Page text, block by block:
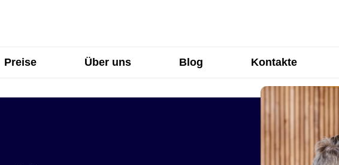
Preise Über uns Blog Kontakte